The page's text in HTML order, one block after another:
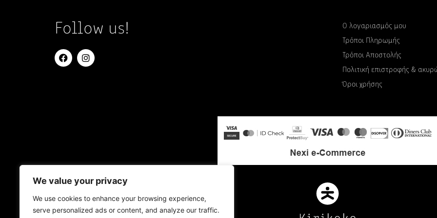
We value your privacy
We use cookies to enhance your browsing experience,
serve personalized ads or content, and analyze our traffic.
Follow us!
Ο λογαριασμός μου
Τρόποι Πληρωμής
Τρόποι Αποστολής
Πολιτική επιστροφής &
Όροι χρήσης